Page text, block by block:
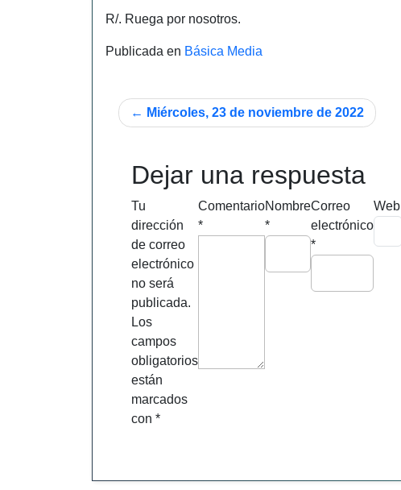
R/. Ruega por nosotros.
Publicada en Básica Media
Navegación
entradas
Miércoles, 23 de noviembre de 2022
Dejar una respuesta
Tu
dirección
de correo
electrónico
no será
publicada.
Los
campos
obligatorios
están
marcados
con *
Comentario
*
Nombre
*
Correo
electrónico
*
Web